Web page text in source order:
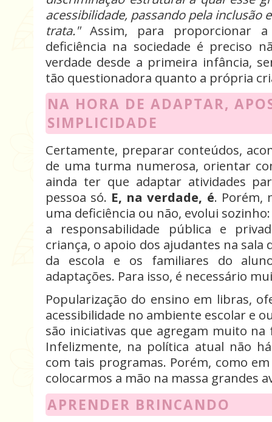
acessibilidade, passando pela inclusão
trata." Assim, para proporcionar
deficiência na sociedade é preciso
verdade desde a primeira infância,
tão questionadora quanto a própria
NA HORA DE ADAPTAR,
SIMPLICIDADE
Certamente, preparar conteúdos,
de uma turma numerosa, orientar
ainda ter que adaptar atividades
pessoa só. E, na verdade, é. Porém,
uma deficiência ou não, evolui
a responsabilidade pública e
criança, o apoio dos ajudantes na sala
da escola e os familiares do
adaptações. Para isso, é necessário
Popularização do ensino em libras,
acessibilidade no ambiente escolar e
são iniciativas que agregam muito na
Infelizmente, na política atual não
com tais programas. Porém, como
colocarmos a mão na massa grandes
APRENDER BRINCANDO